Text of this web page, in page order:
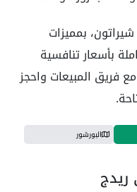
بمميزات
بأسعار تنافسية
فريق المبيعات واحجز
البورشور